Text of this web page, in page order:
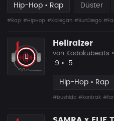
Hip-Hop • Rap Düster
#Rap #HipHop #Kollegah #SunDiego
Hellraizer
von Kodokubeats
Likes
9 • 5
Hip-Hop • Rap
#bushido #kontrak